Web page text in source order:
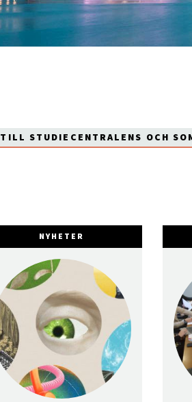
TILL STUDIECENTRALENS OCH
NYHETER